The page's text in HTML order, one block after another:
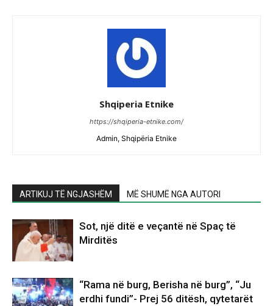
Shqiperia Etnike
https://shqiperia-etnike.com/
Admin, Shqipëria Etnike
ARTIKUJ TË NGJASHËM MË SHUMË NGA AUTORI
Sot, një ditë e veçantë në Spaç të
Mirditës
“Rama në burg, Berisha në burg”, “Ju
erdhi fundi”- Prej 56 ditësh, qytetarët